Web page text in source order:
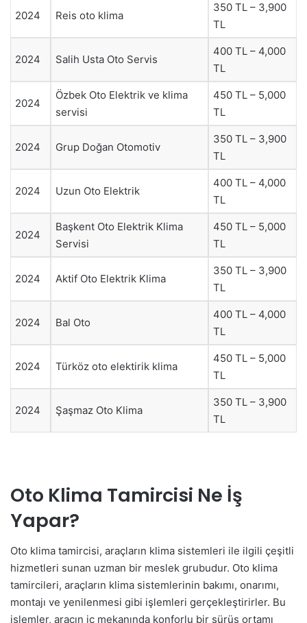
2024 Reis oto klima
350 TL – 3,900
TL
2024 Salih Usta Oto Servis
400 TL – 4,000
TL
2024
Özbek Oto Elektrik ve klima
servisi
450 TL – 5,000
TL
2024 Grup Doğan Otomotiv
350 TL – 3,900
TL
2024 Uzun Oto Elektrik
400 TL – 4,000
TL
2024
Başkent Oto Elektrik Klima
Servisi
450 TL – 5,000
TL
2024 Aktif Oto Elektrik Klima
350 TL – 3,900
TL
2024 Bal Oto
400 TL – 4,000
TL
2024 Türköz oto elektirik klima
450 TL – 5,000
TL
2024 Şaşmaz Oto Klima
350 TL – 3,900
TL
Oto Klima Tamircisi Ne İş
Yapar?
Oto klima tamircisi, araçların klima sistemleri ile ilgili çeşitli
hizmetleri sunan uzman bir meslek grubudur. Oto klima
tamircileri, araçların klima sistemlerinin bakımı, onarımı,
montajı ve yenilenmesi gibi işlemleri gerçekleştirirler. Bu
işlemler, aracın iç mekanında konforlu bir sürüş ortamı